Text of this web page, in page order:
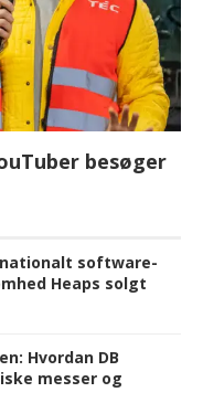
besøger
software-
Heaps solgt
Hvordan DB
messer og